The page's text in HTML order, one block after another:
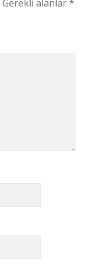
Gerekli alanlar*